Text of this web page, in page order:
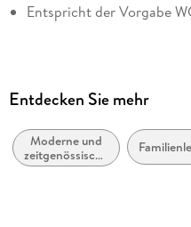
Übersetzung
DuMont eBooks
Mohawk
Originalsprache
Entspricht der Vorgabe
Entdecken Sie mehr
Moderne und
zeitgenössische
Belletristik: